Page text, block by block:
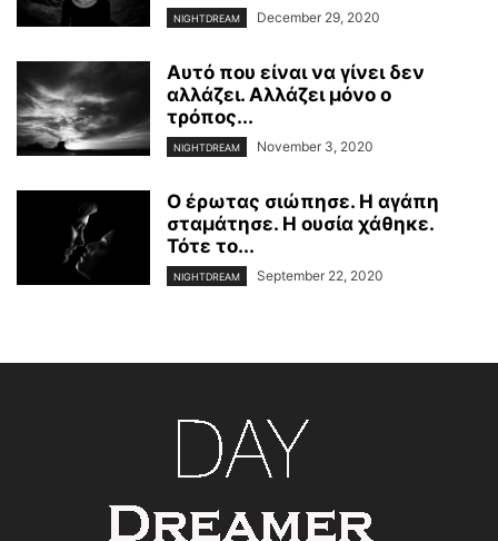
NIGHTDREAM December 29, 2020
Αυτό που είναι να γίνει δεν
αλλάζει. Αλλάζει μόνο ο
τρόπος...
NIGHTDREAM November 3, 2020
O έρωτας σιώπησε. Η αγάπη
σταμάτησε. Η ουσία χάθηκε.
Τότε το...
NIGHTDREAM September 22, 2020